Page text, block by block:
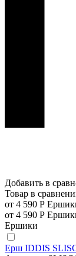
Добавить в
Товар в
от 4 590 Р
от 4 590 Р
Ершики
Ерш IDDIS